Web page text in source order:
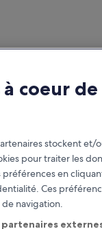
coeur
stockent et/
pour traiter les
en
Ces
de navigation.
partenaires